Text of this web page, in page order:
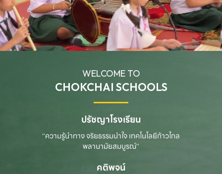
WELCOME TO
CHOKCHAI SCHOOLS
ปรัชญาโรงเรียน
“ความรู้นำทาง จริยธรรมนำใจ เทคโนโลยีก้าวไกล
พลานามัยสมบูรณ์”
คติพจน์